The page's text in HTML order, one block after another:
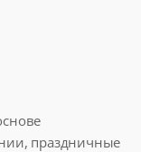
праздничные